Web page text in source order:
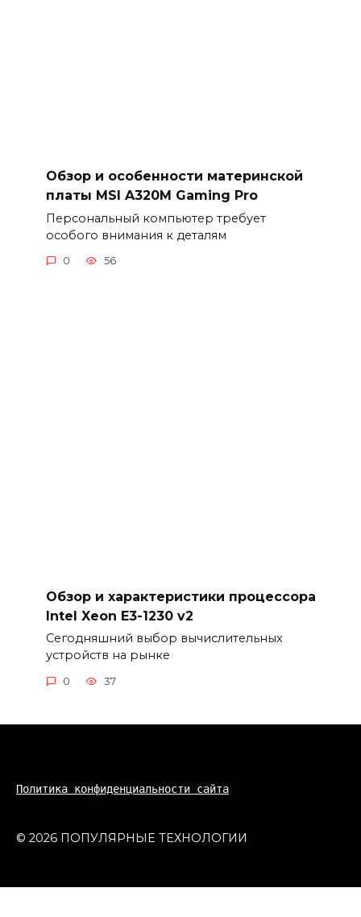
Обзор и особенности материнской
платы MSI A320M Gaming Pro
Персональный компьютер требует
особого внимания к деталям
0 56
Обзор и характеристики процессора
Intel Xeon E3-1230 v2
Сегодняшний выбор вычислительных
устройств на рынке
0 37
Политика конфиденциальности сайта
© 2026 ПОПУЛЯРНЫЕ ТЕХНОЛОГИИ